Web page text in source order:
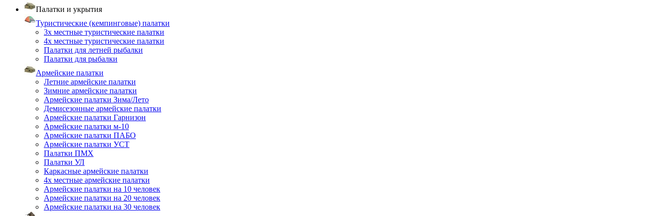
Палатки и укрытия
Туристические (кемпинговые) палатки
3х местные туристические палатки
4х местные туристические палатки
Палатки для летней рыбалки
Палатки для рыбалки
Армейские палатки
Летние армейские палатки
Зимние армейские палатки
Армейские палатки Зима/Лето
Демисезонные армейские палатки
Армейские палатки Гарнизон
Армейские палатки м-10
Армейские палатки ПАБО
Армейские палатки УСТ
Палатки ПМХ
Палатки УЛ
Каркасные армейские палатки
4х местные армейские палатки
Армейские палатки на 10 человек
Армейские палатки на 20 человек
Армейские палатки на 30 человек